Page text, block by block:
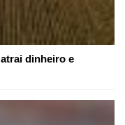
dinheiro e